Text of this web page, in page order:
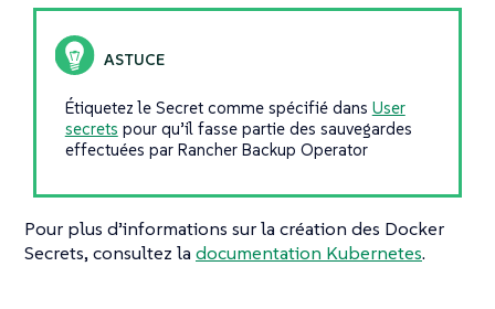
Étiquetez le Secret comme spécifié dans User
secrets pour qu’il fasse partie des sauvegardes
effectuées par Rancher Backup Operator
Pour plus d’informations sur la création des Docker
Secrets, consultez la documentation Kubernetes.